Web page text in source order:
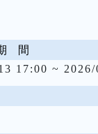
間
17:00 ~